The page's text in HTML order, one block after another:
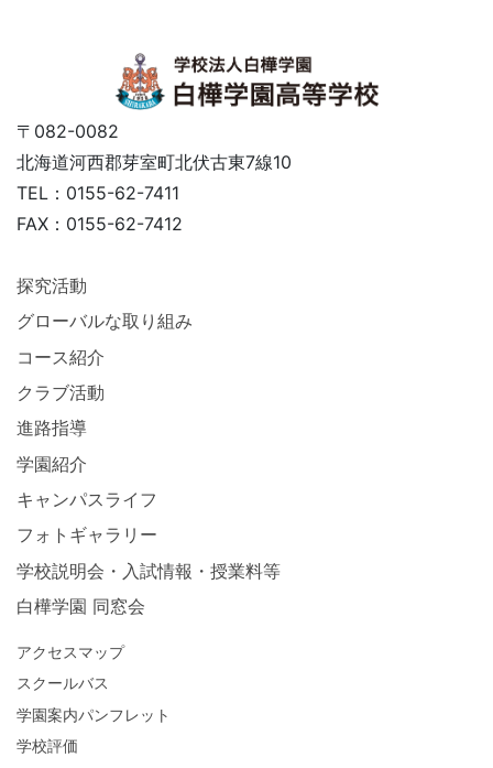
〒082-0082
北海道河西郡芽室町北伏古東7線10
TEL：0155-62-7411
FAX：0155-62-7412
探究活動
グローバルな取り組み
コース紹介
クラブ活動
進路指導
学園紹介
キャンパスライフ
フォトギャラリー
学校説明会・入試情報・授業料等
白樺学園 同窓会
アクセスマップ
スクールバス
学園案内パンフレット
学校評価